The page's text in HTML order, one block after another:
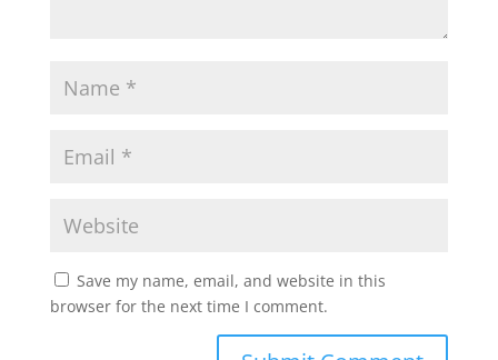
Save my name, email, and website in this
browser for the next time I comment.